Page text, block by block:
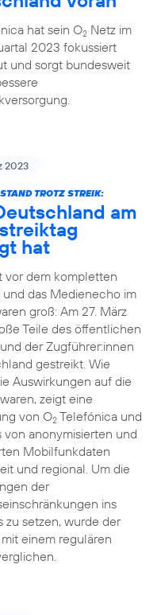
hat sein O2Netz im
2023 fokussiert
und sorgt bundesweit
2023
TROTZ STREIK:
am
hat
vor dem kompletten
das Medienecho im
groß: Am 27. März
Teile des öffentlichen
der Zugführer:innen
gestreikt. Wie
Auswirkungen auf die
zeigt eine
von O2Telefónica und
von anonymisierten und
Mobilfunkdaten
und regional. Um die
der
ins
zu setzen, wurde der
einem regulären